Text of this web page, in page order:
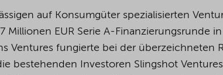
auf Konsumgüter spezialisierten
Millionen EUR Serie A-Finanzierungsrunde
Ventures fungierte bei der überzeichneten
bestehenden Investoren Slingshot